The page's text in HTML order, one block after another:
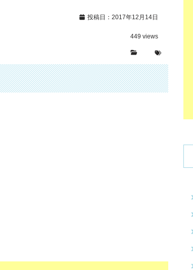
投稿日：2017年12月14日
449 views